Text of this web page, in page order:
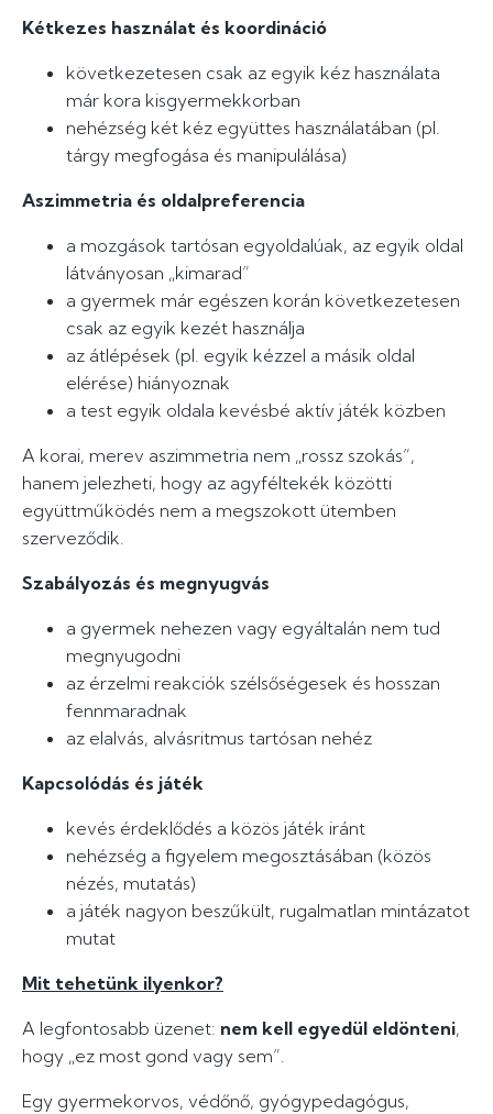
Kétkezes használat és koordináció
következetesen csak az egyik kéz használata
már kora kisgyermekkorban
nehézség két kéz együttes használatában (pl.
tárgy megfogása és manipulálása)
Aszimmetria és oldalpreferencia
a mozgások tartósan egyoldalúak, az egyik oldal
látványosan „kimarad”
a gyermek már egészen korán következetesen
csak az egyik kezét használja
az átlépések (pl. egyik kézzel a másik oldal
elérése) hiányoznak
a test egyik oldala kevésbé aktív játék közben
A korai, merev aszimmetria nem „rossz szokás”,
hanem jelezheti, hogy az agyféltekék közötti
együttműködés nem a megszokott ütemben
szerveződik.
Szabályozás és megnyugvás
a gyermek nehezen vagy egyáltalán nem tud
megnyugodni
az érzelmi reakciók szélsőségesek és hosszan
fennmaradnak
az elalvás, alvásritmus tartósan nehéz
Kapcsolódás és játék
kevés érdeklődés a közös játék iránt
nehézség a figyelem megosztásában (közös
nézés, mutatás)
a játék nagyon beszűkült, rugalmatlan mintázatot
mutat
Mit tehetünk ilyenkor?
A legfontosabb üzenet: nem kell egyedül eldönteni,
hogy „ez most gond vagy sem”.
Egy gyermekorvos, védőnő, gyógypedagógus,